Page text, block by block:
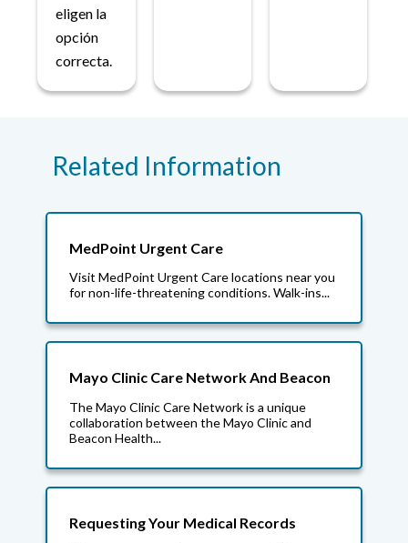
eligen la
opción
correcta.
Related Information
MedPoint Urgent Care
Visit MedPoint Urgent Care locations near you
for non-life-threatening conditions. Walk-ins...
Mayo Clinic Care Network And Beacon
The Mayo Clinic Care Network is a unique
collaboration between the Mayo Clinic and
Beacon Health...
Requesting Your Medical Records